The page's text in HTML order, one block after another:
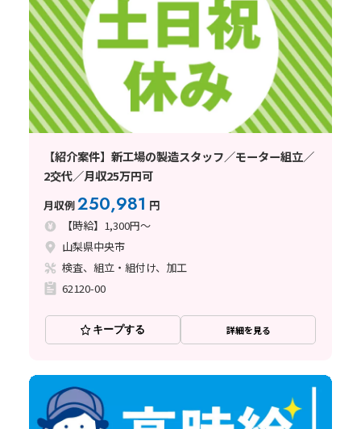
【紹介案件】新工場の製造スタッフ／モーター組立／
2交代／月収25万円可
月収例250,981 円
【時給】1,300円～
山梨県中央市
検査、組立・組付け、加工
62120-00
キープする 詳細を見る